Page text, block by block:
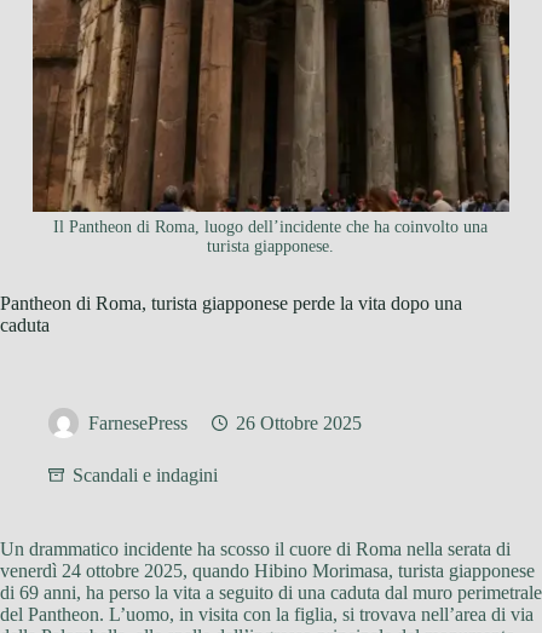
Il Pantheon di Roma, luogo dell’incidente che ha coinvolto una
turista giapponese.
Pantheon di Roma, turista giapponese perde la vita dopo una
caduta
FarnesePress 26 Ottobre 2025
Scandali e indagini
Un drammatico incidente ha scosso il cuore di Roma nella serata di
venerdì 24 ottobre 2025, quando Hibino Morimasa, turista giapponese
di 69 anni, ha perso la vita a seguito di una caduta dal muro perimetrale
del Pantheon. L’uomo, in visita con la figlia, si trovava nell’area di via